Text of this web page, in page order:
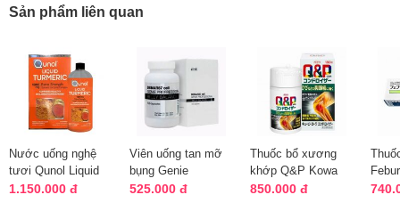
Sản phẩm liên quan
Nước uống nghệ
tươi Qunol Liquid
Turmeric 1000mg
1.150.000 đ
Viên uống tan mỡ
bụng Genie
Demar87 Cell Hàn
525.000 đ
Thuốc bổ xương
khớp Q&P Kowa
160, 270 viên Nhật
850.000 đ